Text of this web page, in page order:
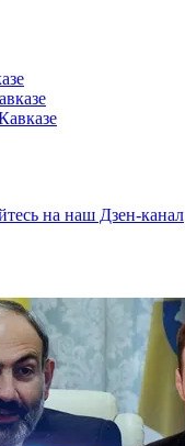
на наш Дзен-канал